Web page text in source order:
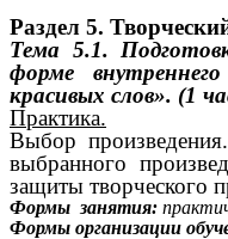
Раздел 5.
Тема 5.1.
форме
красивых слов». (1
Практика.
Выбор
выбранного
защиты творческого
Формы занятия:
Формы организации